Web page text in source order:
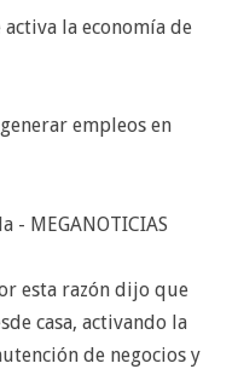
activa la economía de
empleos en
esta razón dijo que
casa, activando la
de negocios y